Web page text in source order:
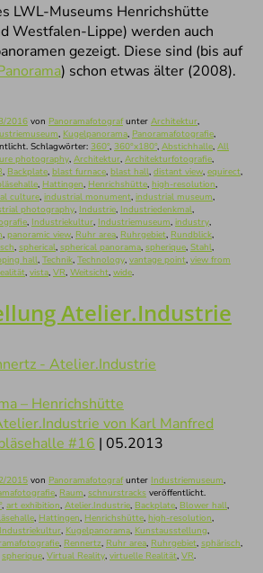
LWL-Museums Henrichshütte
Westfalen-Lippe) werden auch
gezeigt. Diese sind (bis auf
) schon etwas älter (2008).
2016 von Panoramafotografunter Architektur,
, Kugelpanorama, Panoramafotografie,
Schlagwörter: 360°, 360°x180°, Abstichhalle, All
photography, Architektur, Architekturfotografie,
, Backplate, blast furnace, blast hall, distant view, equirect,
, Hattingen, Henrichshütte, high-resolution,
culture, industrial monument, industrial museum,
photography, Industrie, Industriedenkmal,
, Industriekultur, Industriemuseum, industry,
, panoramic view, Ruhr area, Ruhrgebiet, Rundblick,
, spherical, spherical panorama, spherique, Stahl,
hall, Technik, Technology, vantage point, view from
, vista, VR, Weitsicht, wide.
Atelier.Industrie
– Henrichshütte
von Karl Manfred
#16 | 05.2013
2015 von Panoramafotografunter Industriemuseum,
, Raum, schnurstracks veröffentlicht.
, art exhibition, Atelier.Industrie, Backplate, Blower hall,
, Hattingen, Henrichshütte, high-resolution,
Industriekultur, Kugelpanorama, Kunstausstellung,
, Rennertz, Ruhr area, Ruhrgebiet, sphärisch,
spherique, Virtual Reality, virtuelle Realität, VR.